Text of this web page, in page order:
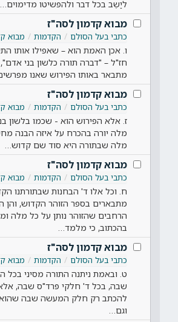
ליַשֵב בכל דבר ולהפשיטו מדימוים…
מבוא קדמון לסה"ז
כתבי בעל הסולם הקדמות מבוא
ו. אכן האמת הוא – שאפילו אותו
חז"ל – "דברה תורה כלשון בני אדם",
מתבאר באותו הפירוש שאנו
מבוא קדמון לסה"ז
כתבי בעל הסולם הקדמות מבוא
ז. אלא הפירוש הוא - שכמו בלשון
מלה יורה בהכרח על איזה הבנה
מלה שבתורה היא סוד שם קדוש…
מבוא קדמון לסה"ז
כתבי בעל הסולם הקדמות מבוא
ח. וכל אלו ד' הבחנות שבתורתנו
מתבארים בספר הזוהר הקדוש, והן
הרחבים שהזוהר נותן על כל מלה
בהכתוב, כי מלמד…
מבוא קדמון לסה"ז
כתבי בעל הסולם הקדמות מבוא
ט. ובאמת ניתנה התורה מסיני בכל
שבה, בכל ד' חלקי פרד"ס שבה, אלא
להכתב רק חלק המעשה שבה
וגם…